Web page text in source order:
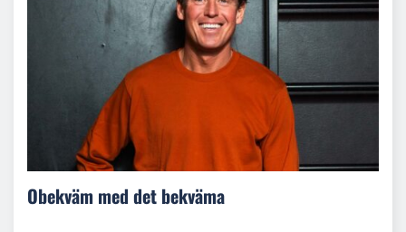
Obekväm med det bekväma